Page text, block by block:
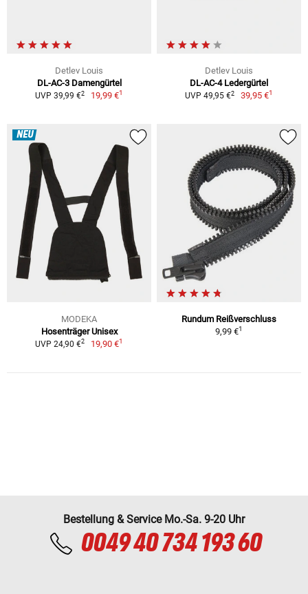
Detlev Louis
DL-AC-3 Damengürtel
UVP 39,99 €2 19,99 €1
Detlev Louis
DL-AC-4 Ledergürtel
UVP 49,95 €2 39,95 €1
NEU
MODEKA
Hosenträger Unisex
UVP 24,90 €2 19,90 €1
Rundum Reißverschluss
9,99 €1
Bestellung & Service Mo.-Sa. 9-20 Uhr
0049 40 734 193 60